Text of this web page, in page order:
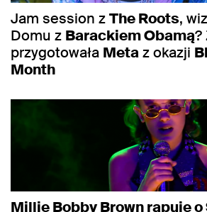
Jam session zThe Roots,
Domu z Barackiem Obamą?
przygotowała Metaz okazji
Month
Millie Bobby Brown rapuje